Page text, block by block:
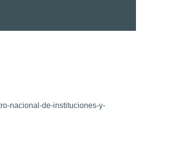
nacional-de-instituciones-y-